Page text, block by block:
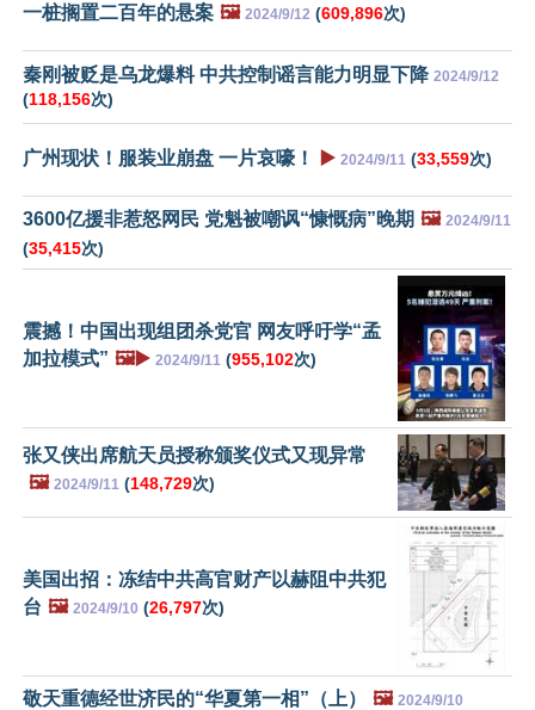
一桩搁置二百年的悬案 🖼️ 2024/9/12 (609,896次)
秦刚被贬是乌龙爆料 中共控制谣言能力明显下降 2024/9/12
(118,156次)
广州现状！服装业崩盘 一片哀嚎！ ▶️ 2024/9/11 (33,559次)
3600亿援非惹怒网民 党魁被嘲讽“慷慨病”晚期 🖼️ 2024/9/11
(35,415次)
震撼！中国出现组团杀党官 网友呼吁学“孟
加拉模式” 🖼️▶️ 2024/9/11 (955,102次)
张又侠出席航天员授称颁奖仪式又现异常
🖼️ 2024/9/11 (148,729次)
美国出招：冻结中共高官财产以赫阻中共犯
台 🖼️ 2024/9/10 (26,797次)
敬天重德经世济民的“华夏第一相”（上） 🖼️ 2024/9/10